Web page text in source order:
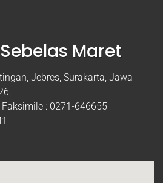
Maret
Jebres, Surakarta, Jawa
: 0271-646655